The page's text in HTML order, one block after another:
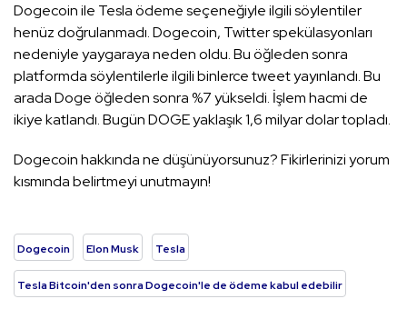
Dogecoin ile Tesla ödeme seçeneğiyle ilgili söylentiler
henüz doğrulanmadı. Dogecoin, Twitter spekülasyonları
nedeniyle yaygaraya neden oldu. Bu öğleden sonra
platformda söylentilerle ilgili binlerce tweet yayınlandı. Bu
arada Doge öğleden sonra %7 yükseldi. İşlem hacmi de
ikiye katlandı. Bugün DOGE yaklaşık 1,6 milyar dolar topladı.
Dogecoin hakkında ne düşünüyorsunuz? Fikirlerinizi yorum
kısmında belirtmeyi unutmayın!
Dogecoin Elon Musk Tesla
Tesla Bitcoin'den sonra Dogecoin'le de ödeme kabul edebilir